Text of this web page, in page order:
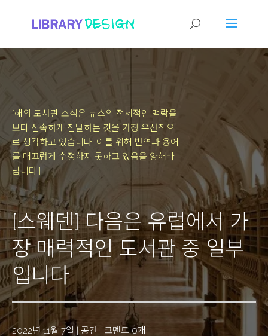
[해외 도서관 소식은 뉴스의 전체적인 맥락을
보다 신속하게 전달하는 것을 가장 우선적으
로 생각하고 있습니다. 이를 위해 번역과 용어
를 매끄럽게 수정하지 못하고 있음을 양해바
랍니다.]
[스웨덴] 다음은 유럽에서 가
장 매력적인 도서관 중 일부
입니다
2022년 11월 7일 | 공간 | 코멘트 0개